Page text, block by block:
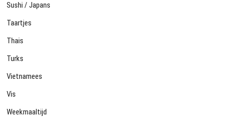
Sushi / Japans
Taartjes
Thais
Turks
Vietnamees
Vis
Weekmaaltijd